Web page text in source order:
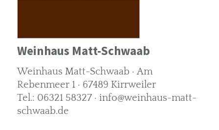
Weinhaus Matt-Schwaab
Weinhaus Matt-Schwaab · Am
Rebenmeer 1 · 67489 Kirrweiler
Tel.: 06321 58327 · info@weinhaus-matt-
schwaab.de